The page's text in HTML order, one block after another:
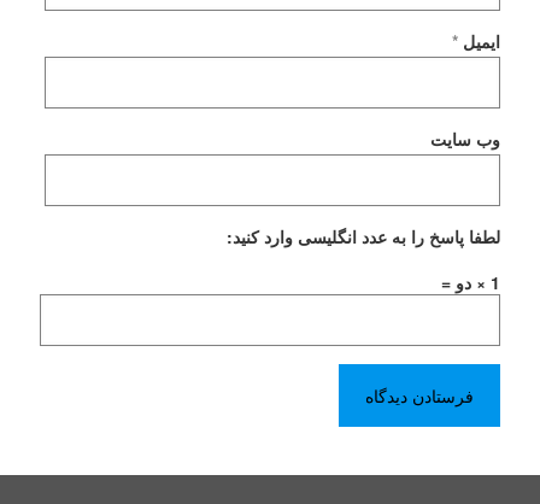
ایمیل *
وب‌ سایت
لطفا پاسخ را به عدد انگلیسی وارد کنید:
1 × دو =